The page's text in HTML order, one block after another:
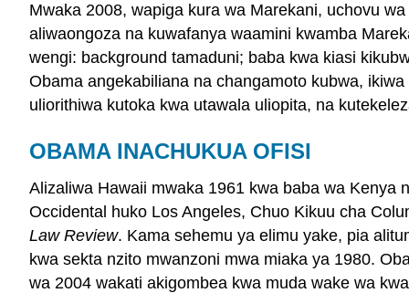
Mwaka 2008, wapiga kura wa Marekani, uchovu
aliwaongoza na kuwafanya waamini kwamba
wengi: background tamaduni; baba kwa kiasi
Obama angekabiliana na changamoto kubwa,
uliorithiwa kutoka kwa utawala uliopita, na
OBAMA INACHUKUA OFISI
Alizaliwa Hawaii mwaka 1961 kwa baba wa Kenya
Occidental huko Los Angeles, Chuo Kikuu cha
Law Review. Kama sehemu ya elimu yake, pia
kwa sekta nzito mwanzoni mwa miaka ya 1980.
wa 2004 wakati akigombea kwa muda wake wa